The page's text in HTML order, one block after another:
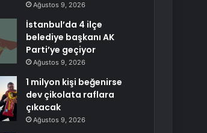
Ağustos 9, 2026
İstanbul’da 4 ilçe
belediye başkanı AK
Parti’ye geçiyor
Ağustos 9, 2026
1 milyon kişi beğenirse
dev çikolata raflara
çıkacak
Ağustos 9, 2026